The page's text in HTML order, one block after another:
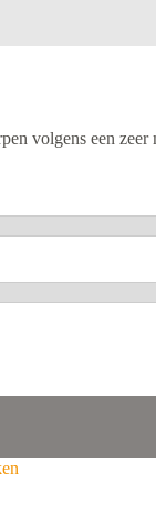
volgens een